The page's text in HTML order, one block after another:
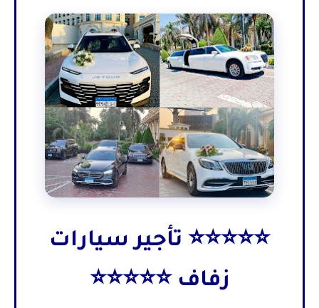
⭐⭐⭐⭐⭐ تأجير سيارات
زفاف ⭐⭐⭐⭐⭐